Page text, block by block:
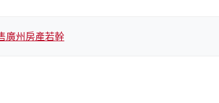
廣州房產若幹